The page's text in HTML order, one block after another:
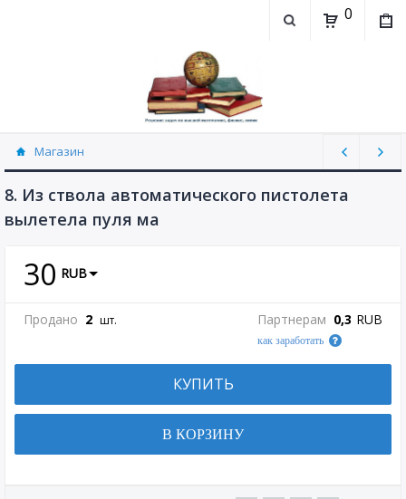
0
Магазин
Физика, химия (рассылаю Doc+PDF) (8689)
8. Из ствола автоматического пистолета
вылетела пуля ма
30 RUB
Продано 2 шт. Партнерам 0,3 RUB
как заработать
КУПИТЬ
В КОРЗИНУ